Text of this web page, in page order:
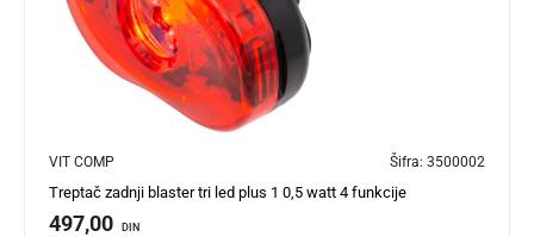
VIT COMP Šifra: 3500002
Treptač zadnji blaster tri led plus 1 0,5 watt 4 funkcije
497,00 DIN